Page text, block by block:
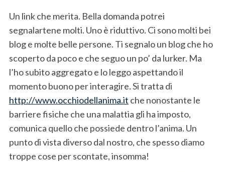
Un link che merita. Bella domanda potrei
segnalartene molti. Uno è riduttivo. Ci sono molti bei
blog e molte belle persone. Ti segnalo un blog che ho
scoperto da poco e che seguo un po’ da lurker. Ma
l’ho subito aggregato e lo leggo aspettando il
momento buono per interagire. Si tratta di
http://www.occhiodellanima.it che nonostante le
barriere fisiche che una malattia gli ha imposto,
comunica quello che possiede dentro l’anima. Un
punto di vista diverso dal nostro, che spesso diamo
troppe cose per scontate, insomma!